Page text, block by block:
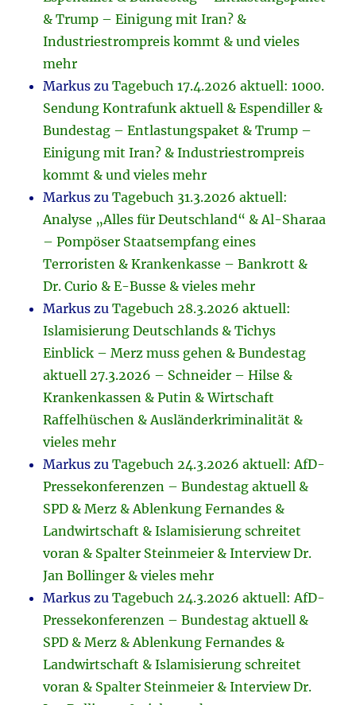
& Trump – Einigung mit Iran? &
Industriestrompreis kommt & und vieles
mehr
Markus zuTagebuch 17.4.2026 aktuell: 1000.
Sendung Kontrafunk aktuell & Espendiller &
Bundestag – Entlastungspaket & Trump –
Einigung mit Iran? & Industriestrompreis
kommt & und vieles mehr
Markus zuTagebuch 31.3.2026 aktuell:
Analyse „Alles für Deutschland“ & Al-Sharaa
– Pompöser Staatsempfang eines
Terroristen & Krankenkasse – Bankrott &
Dr. Curio & E-Busse & vieles mehr
Markus zuTagebuch 28.3.2026 aktuell:
Islamisierung Deutschlands & Tichys
Einblick – Merz muss gehen & Bundestag
aktuell 27.3.2026 – Schneider – Hilse &
Krankenkassen & Putin & Wirtschaft
Raffelhüschen & Ausländerkriminalität &
vieles mehr
Markus zuTagebuch 24.3.2026 aktuell: AfD-
Pressekonferenzen – Bundestag aktuell &
SPD & Merz & Ablenkung Fernandes &
Landwirtschaft & Islamisierung schreitet
voran & Spalter Steinmeier & Interview Dr.
Jan Bollinger & vieles mehr
Markus zuTagebuch 24.3.2026 aktuell: AfD-
Pressekonferenzen – Bundestag aktuell &
SPD & Merz & Ablenkung Fernandes &
Landwirtschaft & Islamisierung schreitet
voran & Spalter Steinmeier & Interview Dr.